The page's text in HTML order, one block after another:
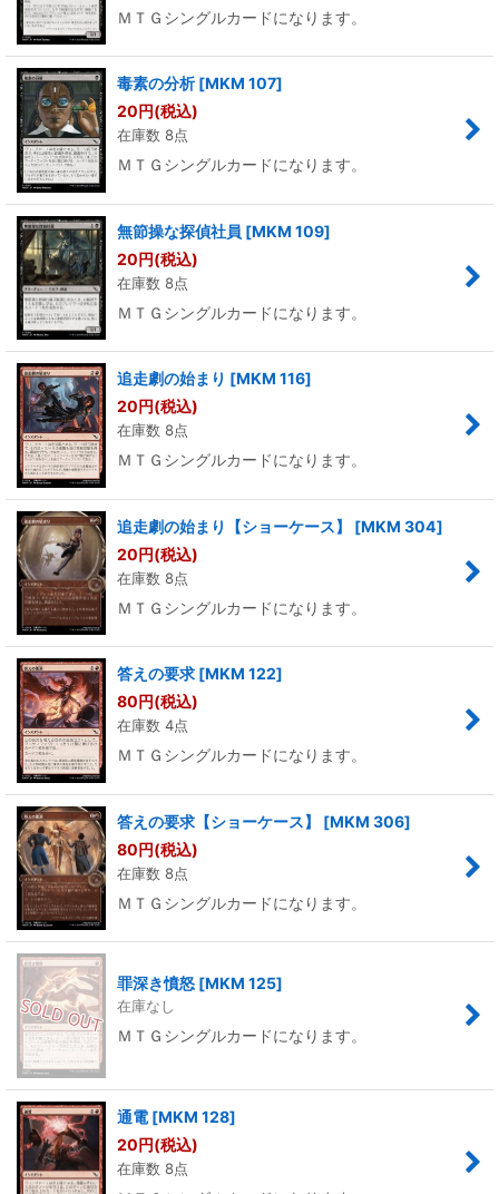
ＭＴＧシングルカードになります。
毒素の分析 [MKM 107]
20円(税込)
在庫数 8点
ＭＴＧシングルカードになります。
無節操な探偵社員 [MKM 109]
20円(税込)
在庫数 8点
ＭＴＧシングルカードになります。
追走劇の始まり [MKM 116]
20円(税込)
在庫数 8点
ＭＴＧシングルカードになります。
追走劇の始まり【ショーケース】 [MKM 304]
20円(税込)
在庫数 8点
ＭＴＧシングルカードになります。
答えの要求 [MKM 122]
80円(税込)
在庫数 4点
ＭＴＧシングルカードになります。
答えの要求【ショーケース】 [MKM 306]
80円(税込)
在庫数 8点
ＭＴＧシングルカードになります。
罪深き憤怒 [MKM 125]
在庫なし
ＭＴＧシングルカードになります。
通電 [MKM 128]
20円(税込)
在庫数 8点